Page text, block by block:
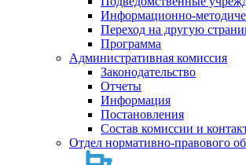
Информационно-
Переход на другую
Программа
Административная комиссия
Законодательство
Отчеты
Информация
Постановления
Состав комиссии и
Отдел нормативно-правового